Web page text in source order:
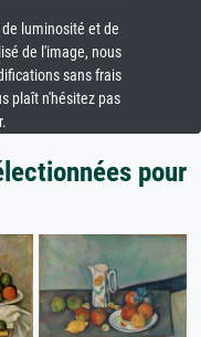
luminosité et de
de l'image, nous
sans frais
plaît n'hésitez pas
pour